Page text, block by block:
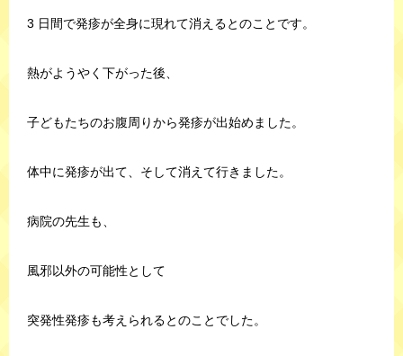
3 日間で発疹が全身に現れて消えるとのことです。
熱がようやく下がった後、
子どもたちのお腹周りから発疹が出始めました。
体中に発疹が出て、そして消えて行きました。
病院の先生も、
風邪以外の可能性として
突発性発疹も考えられるとのことでした。